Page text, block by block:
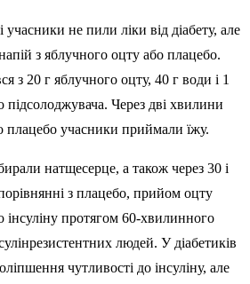
учасники не пили ліки від діабету, але
з яблучного оцту або плацебо.
з 20 г яблучного оцту, 40 г води і 1
Через дві хвилини
плацебо учасники приймали їжу.
натщесерце, а також через 30 і
з плацебо, прийом оцту
інсуліну протягом 60-хвилинного
людей. У діабетиків
чутливості до інсуліну, але